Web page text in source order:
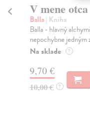
V mene otca
Balla| Kniha
Balla - hlavný
nepochybne jedným
Na sklade ?
9,70 €
10,00 € ?